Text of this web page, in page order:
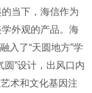
当下，海信作为
外观的产品。海
入了“天圆地方”学
圆”设计，出风口内
术和文化基因注